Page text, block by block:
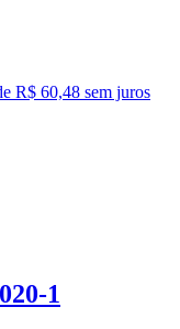
R$ 60,48 sem juros
1